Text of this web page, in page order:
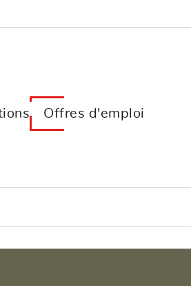
Offres d'emploi